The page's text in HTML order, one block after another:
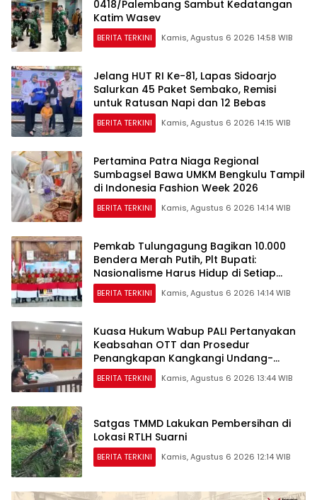
0418/Palembang Sambut Kedatangan
Katim Wasev
BERITA TERKINI Kamis, Agustus 6 2026 14:58 WIB
Jelang HUT RI Ke-81, Lapas Sidoarjo
Salurkan 45 Paket Sembako, Remisi
untuk Ratusan Napi dan 12 Bebas
BERITA TERKINI Kamis, Agustus 6 2026 14:15 WIB
Pertamina Patra Niaga Regional
Sumbagsel Bawa UMKM Bengkulu Tampil
di Indonesia Fashion Week 2026
BERITA TERKINI Kamis, Agustus 6 2026 14:14 WIB
Pemkab Tulungagung Bagikan 10.000
Bendera Merah Putih, Plt Bupati:
Nasionalisme Harus Hidup di Setiap
Rumah
BERITA TERKINI Kamis, Agustus 6 2026 14:14 WIB
Kuasa Hukum Wabup PALI Pertanyakan
Keabsahan OTT dan Prosedur
Penangkapan Kangkangi Undang-
Undang
BERITA TERKINI Kamis, Agustus 6 2026 13:44 WIB
Satgas TMMD Lakukan Pembersihan di
Lokasi RTLH Suarni
BERITA TERKINI Kamis, Agustus 6 2026 12:14 WIB